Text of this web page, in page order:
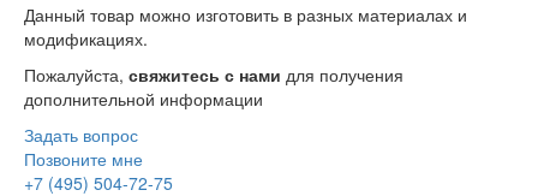
Данный товар можно изготовить в разных материалах и
модификациях.
Пожалуйста, свяжитесь с нами для получения
дополнительной информации
Задать вопрос
Позвоните мне
+7 (495) 504-72-75